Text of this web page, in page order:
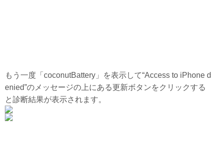
もう一度「coconutBattery」を表示して“Access to iPhone d
enied”のメッセージの上にある更新ボタンをクリックする
と診断結果が表示されます。